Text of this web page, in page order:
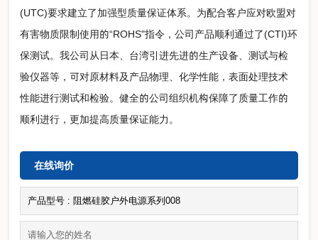
(UTC)要求建立了加强型质量保证体系。为配合客户应对欧盟对
有害物质限制使用的“ROHS"指令，公司产品顺利通过了(CTI)环
保测试。我公司从日本、台湾引进先进的生产设备、测试与检
验仪器等，可对原材料及产品物理、化学性能，表面处理技术
性能进行测试和检验。健全的公司组织机构保障了质量工作的
顺利进行，更加提高质量保证能力。
在线询价